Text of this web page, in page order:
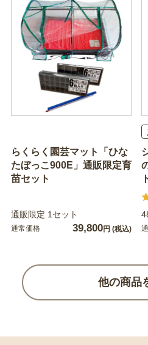
らくらく園芸マット「ひな
たぼっこ900E」通販限定育
苗セット
通販限定 1セット
通常価格 39,800円 (税込)
他の商品